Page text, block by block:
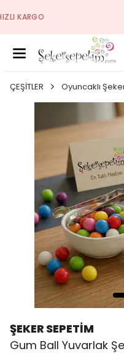
TÜRKIYE'NIN
ÇEŞİTLER Oyuncaklı
ŞEKER SEPETİM
Gum Ball Yuvarlak